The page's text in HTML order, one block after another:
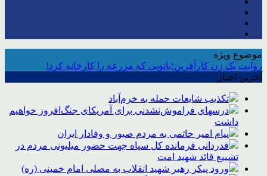
موضوع ویژه
روایت یک زن کارآفرین؛بانویی که مزرعه را کارخانه کرد!
آخرین اخبار
تکذیب شایعات حمله به خرم‌آباد
درسهای فراموش‌نشدنی برای آمریکای جنگ‌افروز خواهیم
داشت
پیام امیر حاتمی به مردم صبور و وفادار ایران
قدردانی فرمانده کل سپاه جهت حضور میلیونی مردم در
تشییع قائد شهید امت
ورود پیکر رهبر شهید انقلاب به مصلی امام خمینی (ره)